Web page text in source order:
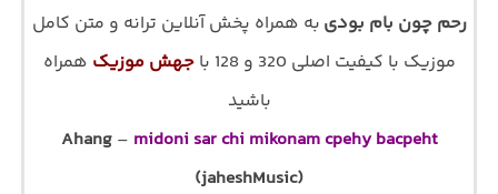
رحم چون بام بودی به همراه پخش آنلاین ترانه و متن کامل
موزیک با کیفیت اصلی 320 و 128 با
جهش موزیک همراه
باشید
Ahang – midoni sar chi mikonam cpehy bacpeht
(jaheshMusic)